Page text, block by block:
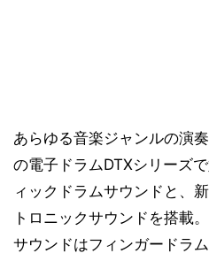
あらゆる音楽ジャンルの演
の電子ドラムDTXシリーズ
ィックドラムサウンドと、
トロニックサウンドを搭載
サウンドはフィンガードラ